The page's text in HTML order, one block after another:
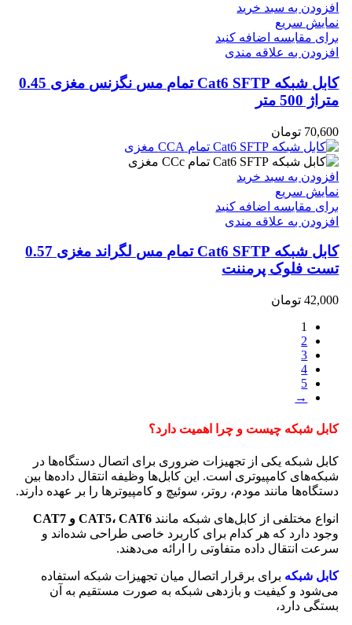
افزودن به سبد خرید
نمایش سریع
برای مقایسه اضافه کنید
افزودن به علاقه مندی
کابل شبکه Cat6 SFTP تمام مس نگزنس مغزی 0.45
متراژ 500 متر
70,600 تومان
افزودن به سبد خرید
نمایش سریع
برای مقایسه اضافه کنید
افزودن به علاقه مندی
کابل شبکه Cat6 SFTP تمام مس لگراند مغزی 0.57
تست فلوک پرمننت
42,000 تومان
1
2
3
4
5
→
کابل شبکه چیست و چرا اهمیت دارد؟
کابل شبکه یکی از تجهیزات ضروری برای اتصال دستگاه‌ها در
شبکه‌های کامپیوتری است. این کابل‌ها وظیفه انتقال داده‌ها بین
دستگاه‌ها مانند مودم، روتر، سوئیچ و کامپیوترها را بر عهده دارند.
انواع مختلفی از کابل‌های شبکه مانند CAT5، CAT6 و CAT7
وجود دارد که هر کدام برای کاربرد خاصی طراحی شده‌اند و
سرعت انتقال داده متفاوتی را ارائه می‌دهند.
کابل شبکه برای برقرار اتصال میان تجهیزات شبکه استفاده
می‌شود و کیفیت و بازدهی شبکه به صورت مستقیم به آن
بستگی دارد،